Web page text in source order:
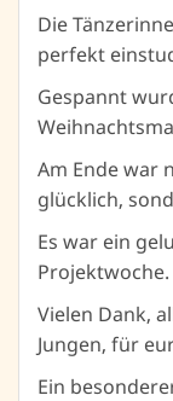
Die
perfekt
Gespannt
Am Ende war
glücklich,
Es war ein
Projektwoche.
Vielen Dank,
Jungen, für
Ein